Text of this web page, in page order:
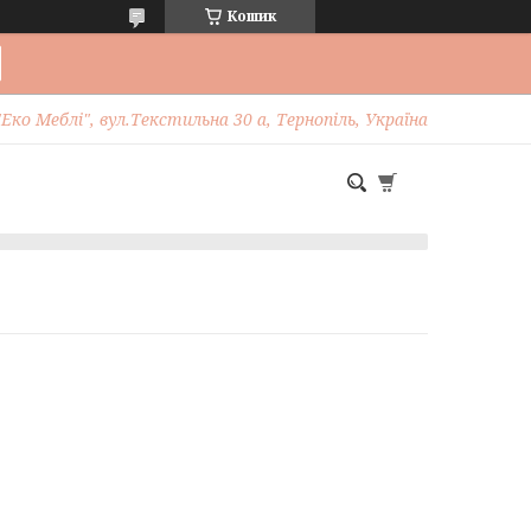
Кошик
Меблі", вул.Текстильна 30 а, Тернопіль, Україна